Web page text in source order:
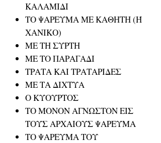
ΚΑΛΑΜΙΔΙ
ΤΟ ΨΑΡΕΥΜΑ ΜΕ ΚΑΘΗΤΗ (Ή
ΧΑΝΙΚΟ)
ΜΕ ΤΗ ΣΥΡΤΗ
ΜΕ ΤΟ ΠΑΡΑΓΑΔΙ
ΤΡΑΤΑ ΚΑΙ ΤΡΑΤΑΡΙΔΕΣ
ΜΕ ΤΑ ΔΙΧΤΥΑ
Ο ΚΥΟΥΡΤΟΣ
ΤΟ ΜΟΝΟΝ ΑΓΝΩΣΤΟΝ ΕΙΣ
ΤΟΥΣ ΑΡΧΑΙΟΥΣ ΨΑΡΕΥΜΑ
ΤΟ ΨΑΡΕΥΜΑ ΤΟΥ